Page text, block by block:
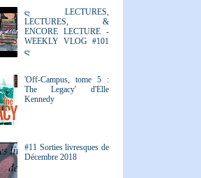
ღ LECTURES,
LECTURES, &
ENCORE LECTURE -
WEEKLY VLOG #101
ღ
'Off-Campus, tome 5 :
The Legacy' d'Elle
Kennedy
#11 Sorties livresques de
Décembre 2018